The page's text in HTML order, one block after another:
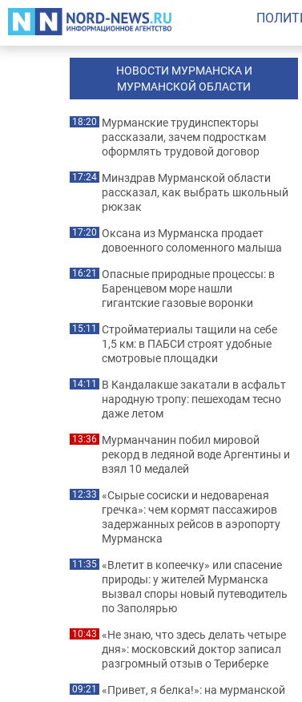
НОВОСТИ МУРМАНСКА И
МУРМАНСКОЙ ОБЛАСТИ
18:20 Мурманские трудинспекторы
рассказали, зачем подросткам
оформлять трудовой договор
17:24 Минздрав Мурманской области
рассказал, как выбрать школьный
рюкзак
17:20 Оксана из Мурманска продает
довоенного соломенного малыша
16:21 Опасные природные процессы: в
Баренцевом море нашли
гигантские газовые воронки
15:11 Стройматериалы тащили на себе
1,5 км: в ПАБСИ строят удобные
смотровые площадки
14:11 В Кандалакше закатали в асфальт
народную тропу: пешеходам тесно
даже летом
13:36 Мурманчанин побил мировой
рекорд в ледяной воде Аргентины и
взял 10 медалей
12:33 «Сырые сосиски и недовареная
гречка»: чем кормят пассажиров
задержанных рейсов в аэропорту
Мурманска
11:35 «Влетит в копеечку» или спасение
природы: у жителей Мурманска
вызвал споры новый путеводитель
по Заполярью
10:43 «Не знаю, что здесь делать четыре
дня»: московский доктор записал
разгромный отзыв о Териберке
09:21 «Привет, я белка!»: на мурманской